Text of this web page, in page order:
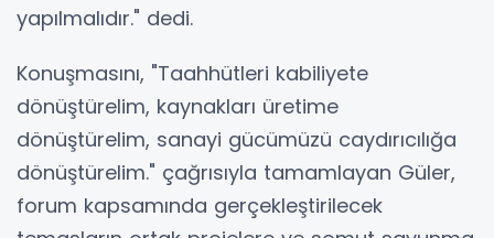
yapılmalıdır." dedi.
Konuşmasını, "Taahhütleri kabiliyete
dönüştürelim, kaynakları üretime
dönüştürelim, sanayi gücümüzü caydırıcılığa
dönüştürelim." çağrısıyla tamamlayan Güler,
forum kapsamında gerçekleştirilecek